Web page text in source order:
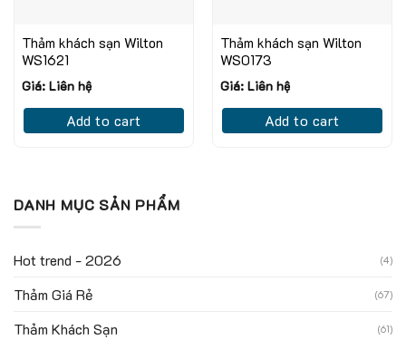
Thảm khách sạn Wilton
WS1621
Giá: Liên hệ
Add to cart
Thảm khách sạn Wilton
WS0173
Giá: Liên hệ
Add to cart
DANH MỤC SẢN PHẨM
Hot trend - 2026 (4)
Thảm Giá Rẻ (67)
Thảm Khách Sạn (61)